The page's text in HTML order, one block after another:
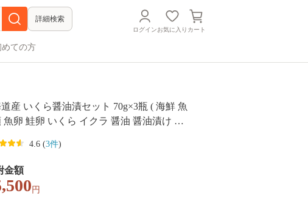
詳細検索
ログインお気に入り カート
めての方
産 いくら醤油漬セット 70g×3瓶 ( 海鮮 魚
魚卵 鮭卵 いくら イクラ 醤油 醤油漬け 海
り物 お中元 御中元 )【035-0024】
4.6 (3件)
金額
円